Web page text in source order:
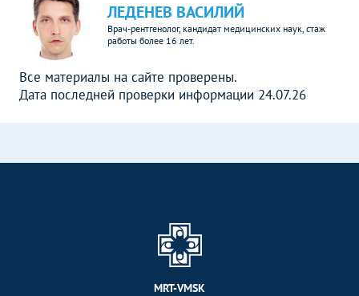
ЛЕДЕНЕВ ВАСИЛИЙ
Врач-рентгенолог, кандидат медицинских наук, стаж
работы более 16 лет.
Все материалы на сайте проверены.
Дата последней проверки информации 24.07.26
MRT-VMSK